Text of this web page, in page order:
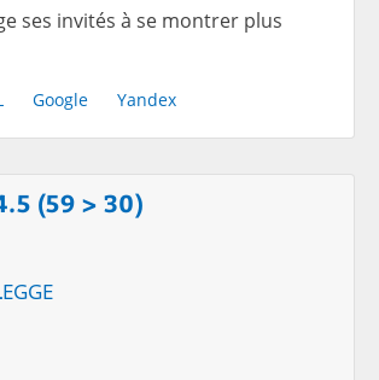
ses invités à se montrer plus
Google Yandex
(59 > 30)